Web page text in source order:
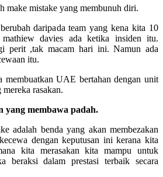
make mistake yang membunuh diri.
daripada team yang kena kita 10
davies ada ketika insiden itu.
perit ,tak macam hari ini. Namun ada
itu.
UAE bertahan dengan unit
mereka rasakan.
yang membawa padah.
adalah benda yang akan membezakan
dengan keputusan ini kerana kita
kita merasakan kita mampu untuk
beraksi dalam prestasiterbaik secara